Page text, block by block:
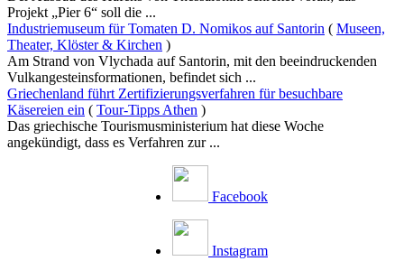
Projekt „Pier 6“ soll die ...
Industriemuseum für Tomaten D. Nomikos auf Santorin ( Museen,
Theater, Klöster & Kirchen )
Am Strand von Vlychada auf Santorin, mit den beeindruckenden
Vulkangesteinsformationen, befindet sich ...
Griechenland führt Zertifizierungsverfahren für besuchbare
Käsereien ein ( Tour-Tipps Athen )
Das griechische Tourismusministerium hat diese Woche
angekündigt, dass es Verfahren zur ...
Facebook
Instagram